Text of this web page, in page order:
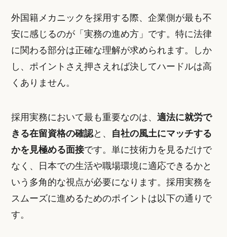
外国籍メカニックを採用する際、企業側が最も不
安に感じるのが「実務の進め方」です。特に法律
に関わる部分は正確な理解が求められます。しか
し、ポイントさえ押さえれば決してハードルは高
くありません。
採用実務において最も重要なのは、適法に就労で
きる在留資格の確認と、 自社の風土にマッチする
かを見極める面接です。単に技術力を見るだけで
なく、日本での生活や職場環境に適応できるかと
いう多角的な視点が必要になります。採用実務を
スムーズに進めるためのポイントは以下の通りで
す。